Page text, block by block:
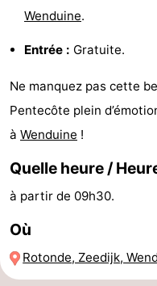
Forum
Route
-
Stationnement
-
Tram
du
littoral
Adresses
Médicales
Région
Zeeuws-
Vlaanderen
-
Wenduine.
Entrée : Gratuite.
Ne manquez pas cette
Pentecôte plein
à Wenduine !
Quelle heure /
à partir de 09h30.
Où
Rotonde, Zeedijk,